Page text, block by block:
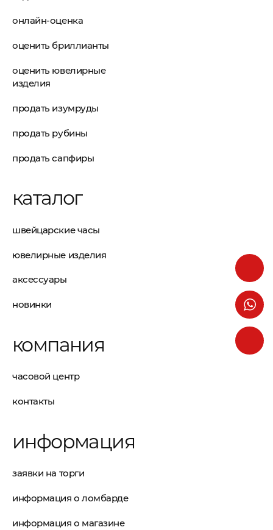
онлайн-оценка
оценить бриллианты
оценить ювелирные
изделия
продать изумруды
продать рубины
продать сапфиры
каталог
швейцарские часы
ювелирные изделия
аксессуары
новинки
компания
часовой центр
контакты
информация
заявки на торги
информация о ломбарде
информация о магазине